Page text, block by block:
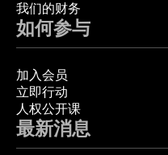
我们的财务
如何参与
加入会员
立即行动
人权公开课
最新消息